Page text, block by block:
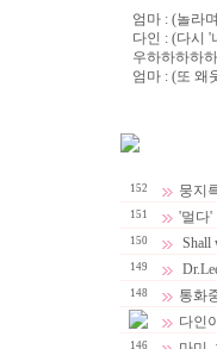
엄마 : (놀라
다인 : (다시
우하하하하
엄마 : (또 왜
152 뭉지
151 '멀다'
150 Shall
149
148 통화
다인
146